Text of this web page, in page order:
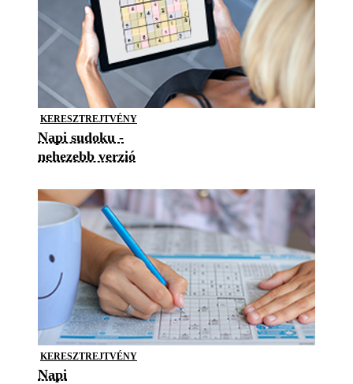
KERESZTREJTVÉNY
Napi sudoku -
nehezebb verzió
KERESZTREJTVÉNY
Napi